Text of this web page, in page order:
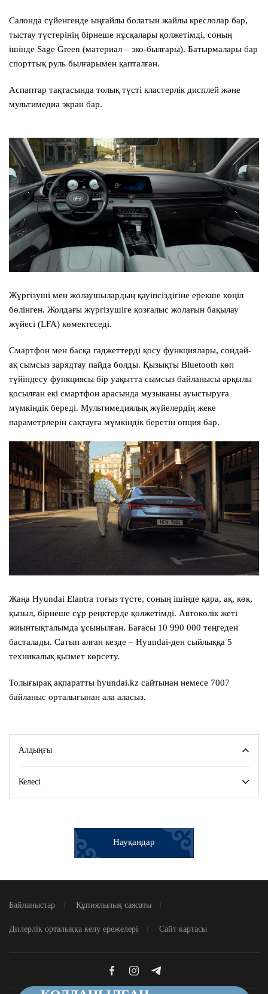
Салонда сүйенгенде ыңғайлы болатын жайлы креслолар бар,
тыстау түстерінің бірнеше нұсқалары қолжетімді, соның
ішінде Sage Green (материал – эко-былғары). Батырмалары бар
спорттық руль былғарымен қапталған.
Аспаптар тақтасында толық түсті кластерлік дисплей және
мультимедиа экран бар.
Жүргізуші мен жолаушылардың қауіпсіздігіне ерекше көңіл
бөлінген. Жолдағы жүргізушіге қозғалыс жолағын бақылау
жүйесі (LFA) көмектеседі.
Смартфон мен басқа гаджеттерді қосу функциялары, сондай-
ақ сымсыз зарядтау пайда болды. Қызықты Bluetooth көп
түйіндесу функциясы бір уақытта сымсыз байланысы арқылы
қосылған екі смартфон арасында музыканы ауыстыруға
мүмкіндік береді. Мультимедиялық жүйелердің жеке
параметрлерін сақтауға мүмкіндік беретін опция бар.
Жаңа Hyundai Elantra тоғыз түсте, соның ішінде қара, ақ, көк,
қызыл, бірнеше сұр реңктерде қолжетімді. Автокөлік жеті
жиынтықталымда ұсынылған. Бағасы 10 990 000 теңгеден
басталады. Сатып алған кезде – Hyundai-ден сыйлыққа 5
техникалық қызмет көрсету.
Толығырақ ақпаратты hyundai.kz сайтынан немесе 7007
байланыс орталығынан ала аласыз.
Алдыңғы
Келесі
Науқандар
Байланыстар Құпиялылық саясаты
Дилерлік орталыққа келу ережелері Сайт картасы